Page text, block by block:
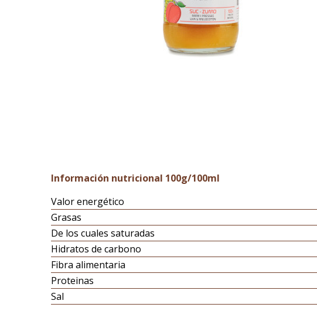
Información nutricional 100g/100ml
Valor energético
Grasas
De los cuales saturadas
Hidratos de carbono
Fibra alimentaria
Proteinas
Sal